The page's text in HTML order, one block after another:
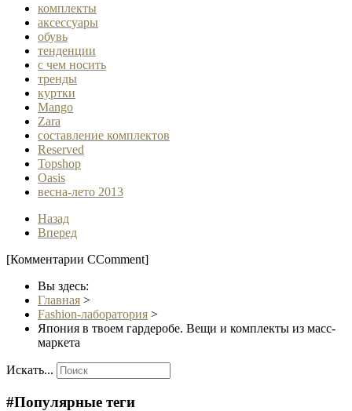
комплекты
аксессуары
обувь
тенденции
с чем носить
тренды
куртки
Mango
Zara
составление комплектов
Reserved
Topshop
Oasis
весна-лето 2013
Назад
Вперед
[Комментарии CComment]
Вы здесь:
Главная >
Fashion-лаборатория >
Япония в твоем гардеробе. Вещи и комплекты из масс-
маркета
Искать...
#Популярные теги